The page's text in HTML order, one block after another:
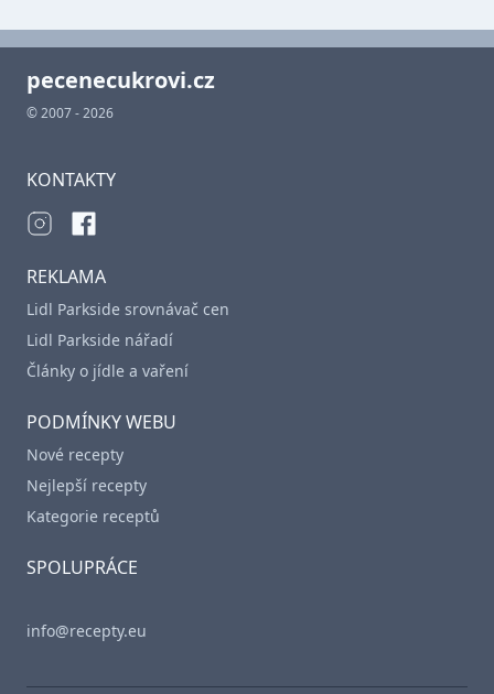
pecenecukrovi.cz
© 2007 - 2026
KONTAKTY
REKLAMA
Lidl Parkside srovnávač cen
Lidl Parkside nářadí
Články o jídle a vaření
PODMÍNKY WEBU
Nové recepty
Nejlepší recepty
Kategorie receptů
SPOLUPRÁCE
info@recepty.eu